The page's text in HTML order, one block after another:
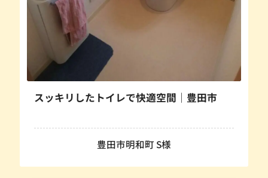
スッキリしたトイレで快適空間｜豊田市
豊田市明和町 S様